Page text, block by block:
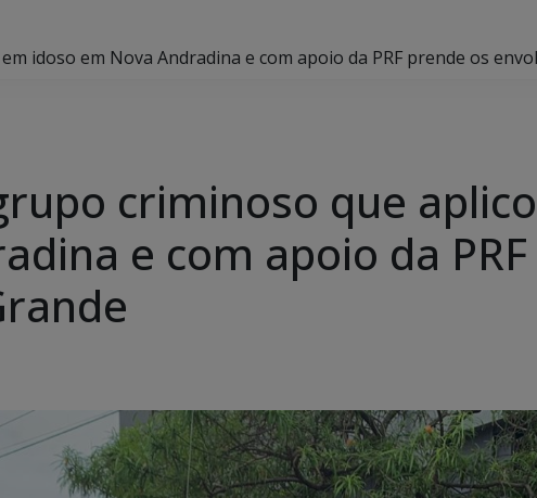
idoso em Nova Andradina e com apoio da PRF prende os
criminoso que
e com apoio da